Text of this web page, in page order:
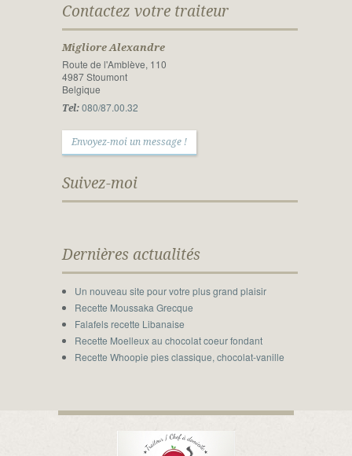
Contactez votre traiteur
Migliore Alexandre
Route de l'Amblève, 110
4987 Stoumont
Belgique
Tel: 080/87.00.32
Envoyez-moi un message !
Suivez-moi
Dernières actualités
Un nouveau site pour votre plus grand plaisir
Recette Moussaka Grecque
Falafels recette Libanaise
Recette Moelleux au chocolat coeur fondant
Recette Whoopie pies classique, chocolat-vanille